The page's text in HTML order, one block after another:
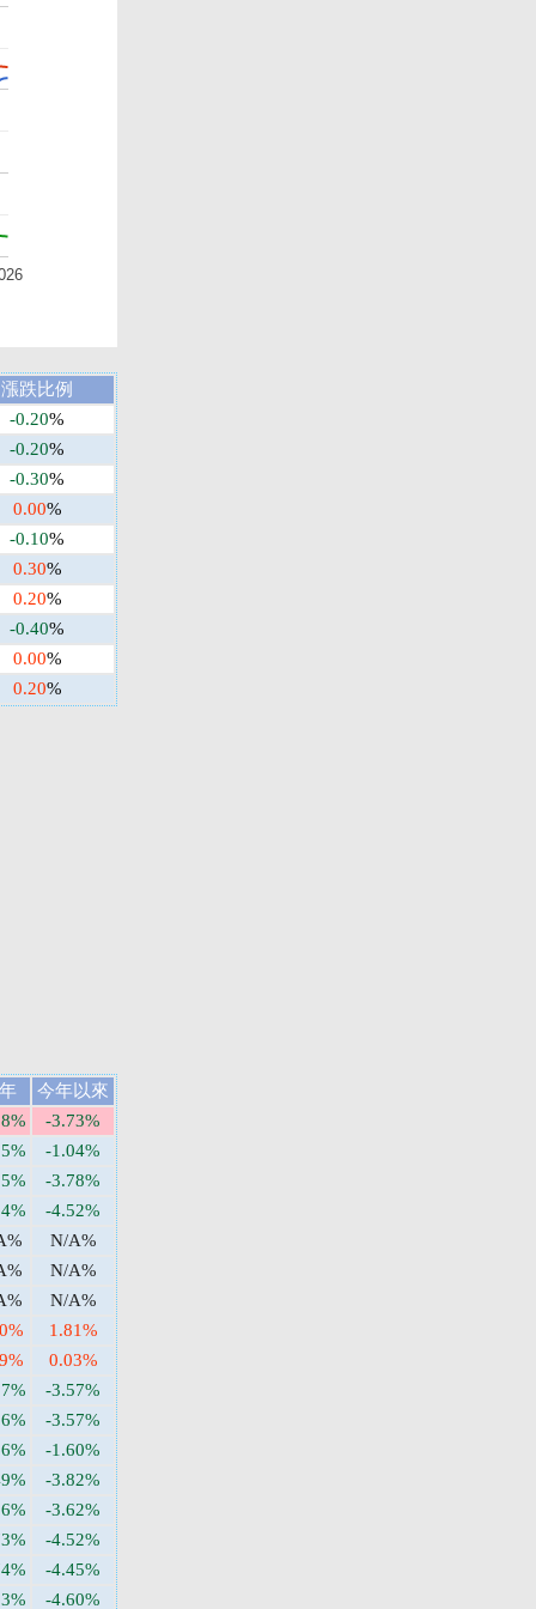
漲跌比例
-0.20%
-0.20%
-0.30%
0.00%
-0.10%
0.30%
0.20%
-0.40%
0.00%
0.20%
今年以來
-3.73%
-1.04%
-3.78%
-4.52%
N/A%
N/A%
N/A%
1.81%
0.03%
-3.57%
-3.57%
-1.60%
-3.82%
-3.62%
-4.52%
-4.45%
-4.60%